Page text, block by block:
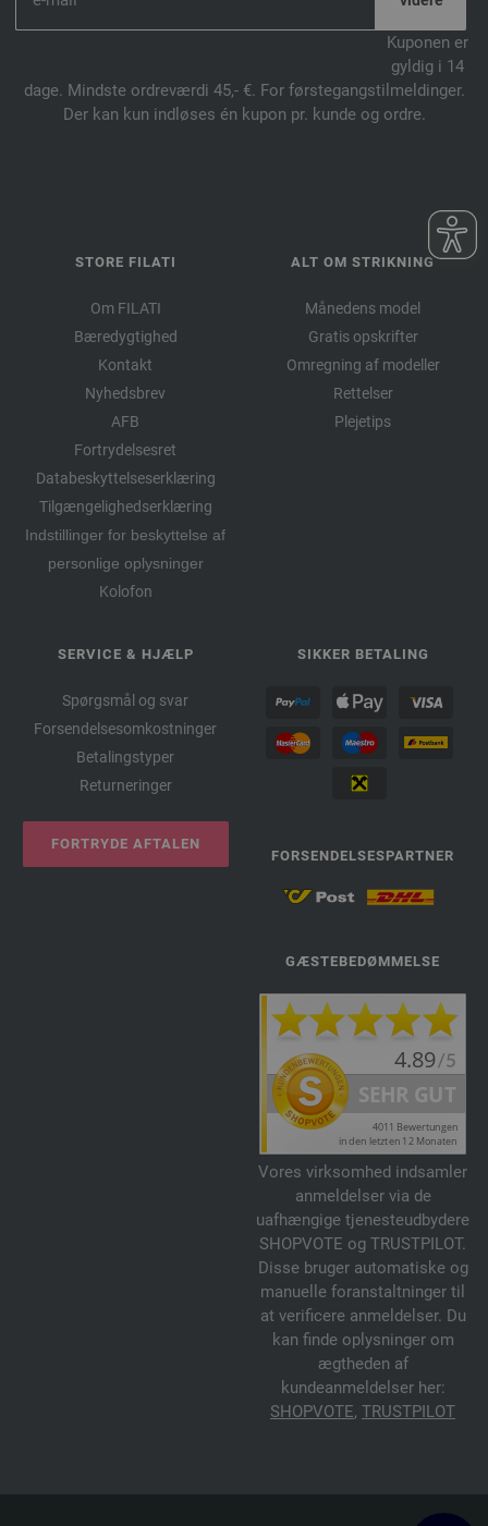
Kuponen er
gyldig i 14
dage. Mindste ordreværdi 45,- €. For førstegangstilmeldinger.
Der kan kun indløses én kupon pr. kunde og ordre.
STORE FILATI
Om FILATI
Bæredygtighed
Kontakt
Nyhedsbrev
AFB
Fortrydelsesret
Databeskyttelseserklæring
Tilgængelighedserklæring
Indstillinger for beskyttelse af
personlige oplysninger
Kolofon
ALT OM STRIKNING
Månedens model
Gratis opskrifter
Omregning af modeller
Rettelser
Plejetips
SERVICE & HJÆLP
Spørgsmål og svar
Forsendelsesomkostninger
Betalingstyper
Returneringer
FORTRYDE AFTALEN
SIKKER BETALING
FORSENDELSESPARTNER
GÆSTEBEDØMMELSE
Vores virksomhed indsamler
anmeldelser via de
uafhængige tjenesteudbydere
SHOPVOTE og TRUSTPILOT.
Disse bruger automatiske og
manuelle foranstaltninger til
at verificere anmeldelser. Du
kan finde oplysninger om
ægtheden af
kundeanmeldelser her:
SHOPVOTE, TRUSTPILOT